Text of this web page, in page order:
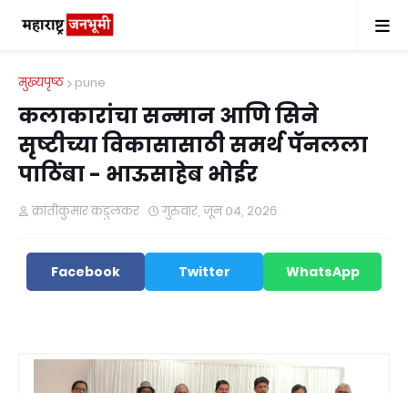
मुख्यपृष्ठ pune
कलाकारांचा सन्मान आणि सिने
सृष्टीच्या विकासासाठी समर्थ पॅनलला
पाठिंबा - भाऊसाहेब भोईर
क्रांतीकुमार कडुलकर गुरुवार, जून ०४, २०२६
Facebook Twitter WhatsApp